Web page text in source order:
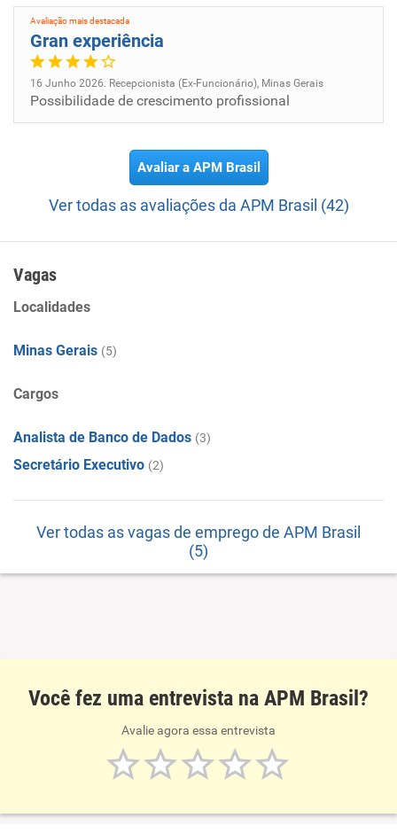
Avaliação mais destacada
Gran experiência
16 Junho 2026. Recepcionista (Ex-Funcionário), Minas Gerais
Possibilidade de crescimento profissional
Avaliar a APM Brasil
Ver todas as avaliações da APM Brasil (42)
Vagas
Localidades
Minas Gerais (5)
Cargos
Analista de Banco de Dados (3)
Secretário Executivo (2)
Ver todas as vagas de emprego de APM Brasil
(5)
Você fez uma entrevista na APM Brasil?
Avalie agora essa entrevista